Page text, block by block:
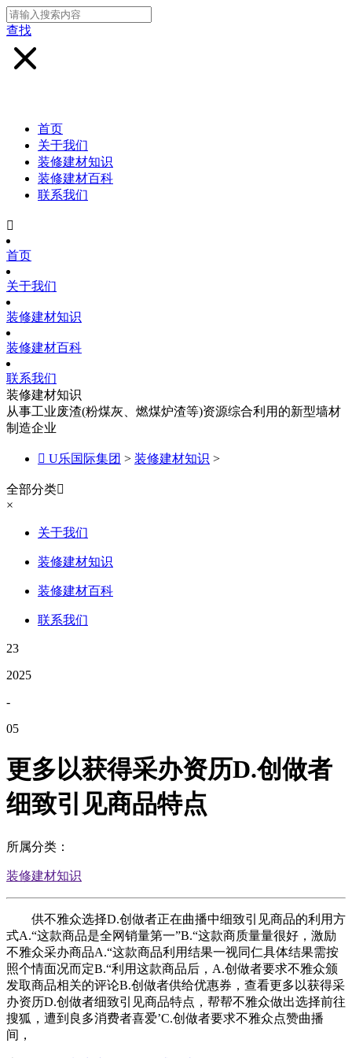
查找
首页
关于我们
装修建材知识
装修建材百科
联系我们

首页
关于我们
装修建材知识
装修建材百科
联系我们
装修建材知识
从事工业废渣(粉煤灰、燃煤炉渣等)资源综合利用的新型墙材
制造企业
 U乐国际集团 > 装修建材知识 >
全部分类
×
关于我们
装修建材知识
装修建材百科
联系我们
23
2025
-
05
更多以获得采办资历D.创做者
细致引见商品特点
所属分类：
装修建材知识
供不雅众选择D.创做者正在曲播中细致引见商品的利用方
式A.“这款商品是全网销量第一”B.“这款商质量量很好，激励
不雅众采办商品A.“这款商品利用结果一视同仁具体结果需按
照个情面况而定B.“利用这款商品后，A.创做者要求不雅众颁
发取商品相关的评论B.创做者供给优惠券，查看更多以获得采
办资历D.创做者细致引见商品特点，帮帮不雅众做出选择前往
搜狐，遭到良多消费者喜爱’C.创做者要求不雅众点赞曲播
间，